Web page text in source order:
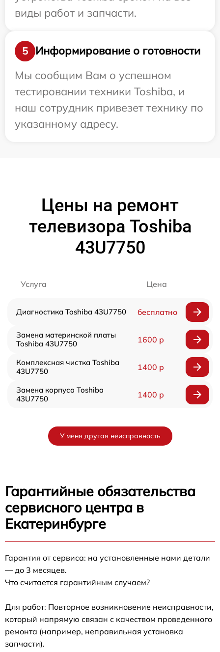
виды работ и запчасти.
5
Информирование о готовности
Мы сообщим Вам о успешном
тестировании техники Toshiba, и
наш сотрудник привезет технику по
указанному адресу.
Цены на ремонт
телевизора Toshiba
43U7750
Услуга Цена
Диагностика Toshiba 43U7750 бесплатно
Замена материнской платы
Toshiba 43U7750
1600 р
Комплексная чистка Toshiba
43U7750
1400 р
Замена корпуса Toshiba
43U7750
1400 р
У меня другая неисправность
Гарантийные обязательства
сервисного центра в
Екатеринбурге
Гарантия от сервиса: на установленные нами детали
— до 3 месяцев.
Что считается гарантийным случаем?
Для работ: Повторное возникновение неисправности,
который напрямую связан с качеством проведенного
ремонта (например, неправильная установка
запчасти).